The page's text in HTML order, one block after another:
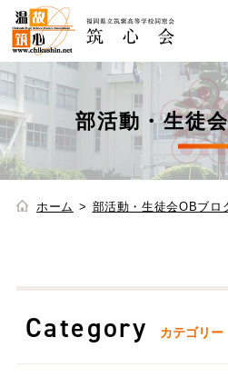
部活動・生徒
ホーム 部活動・生徒会OBブロ
Category カテゴリー